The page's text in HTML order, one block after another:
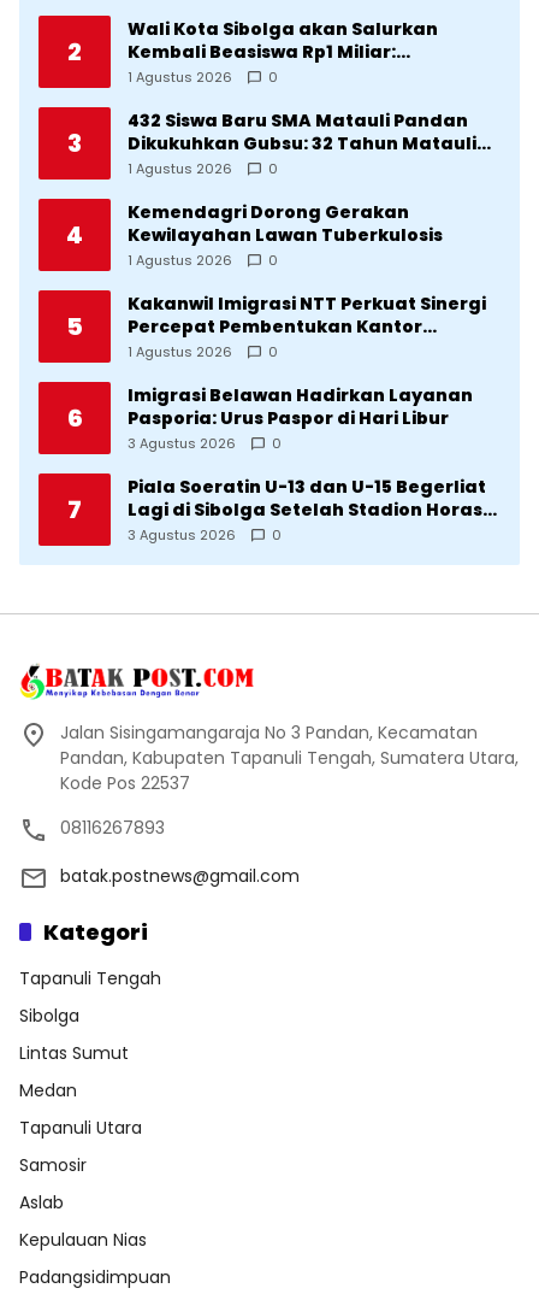
2
Wali Kota Sibolga akan Salurkan
Kembali Beasiswa Rp1 Miliar:
Diproritaskan Mahasiswa Korban
1 Agustus 2026 0
3
432 Siswa Baru SMA Matauli Pandan
Dikukuhkan Gubsu: 32 Tahun Matauli
Cetak SDM Unggul
1 Agustus 2026 0
4
Kemendagri Dorong Gerakan
Kewilayahan Lawan Tuberkulosis
1 Agustus 2026 0
5
Kakanwil Imigrasi NTT Perkuat Sinergi
Percepat Pembentukan Kantor
Imigrasi Sumba Timur
1 Agustus 2026 0
6
Imigrasi Belawan Hadirkan Layanan
Pasporia: Urus Paspor di Hari Libur
3 Agustus 2026 0
7
Piala Soeratin U-13 dan U-15 Begerliat
Lagi di Sibolga Setelah Stadion Horas
Direvitalisasi Wali Kota
3 Agustus 2026 0
Jalan Sisingamangaraja No 3 Pandan, Kecamatan
Pandan, Kabupaten Tapanuli Tengah, Sumatera Utara,
Kode Pos 22537
08116267893
batak.postnews@gmail.com
Kategori
Tapanuli Tengah
Sibolga
Lintas Sumut
Medan
Tapanuli Utara
Samosir
Aslab
Kepulauan Nias
Padangsidimpuan